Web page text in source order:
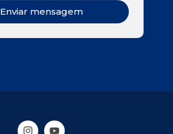
Enviar mensagem